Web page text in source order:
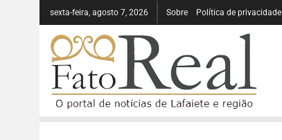
sexta-feira, agosto 7, 2026 Sobre Política de privacidade